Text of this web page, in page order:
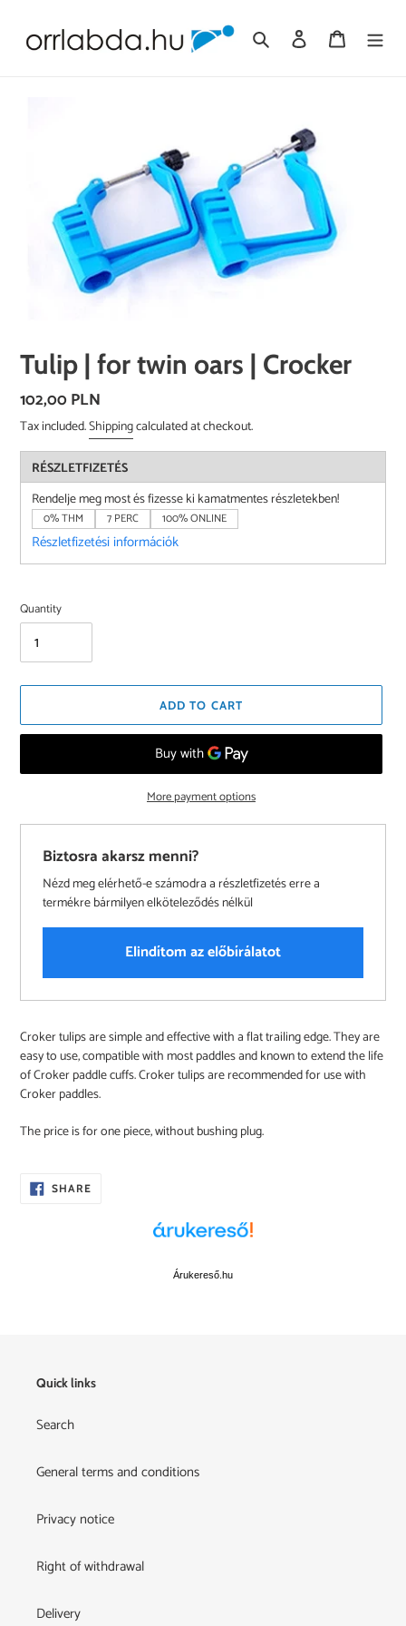
content
Search Log in Cart
Tulip | for twin oars | Crocker
Regular
price
102,00 PLN
Tax included.Shippingcalculated at checkout.
RÉSZLETFIZETÉS
Rendelje meg most és fizesse ki kamatmentes részletekben!
0% THM 7 PERC 100% ONLINE
Részletfizetési információk
Quantity
ADD TO CART
More payment options
Biztosra akarsz menni?
Nézd meg elérhető-e számodra a részletfizetés erre a
termékre bármilyen elköteleződés nélkül
Elindítom az előbírálatot
product
to
your
cart
Croker tulips are simple and effective with a flat trailing edge. They are
easy to use, compatible with most paddles and known to extend the life
of Croker paddle cuffs. Croker tulips are recommended for use with
Croker paddles.
The price is for one piece, without bushing plug.
SHARESHARE
ON
Árukereső.hu
Quick links
Search
General terms and conditions
Privacy notice
Right of withdrawal
Delivery